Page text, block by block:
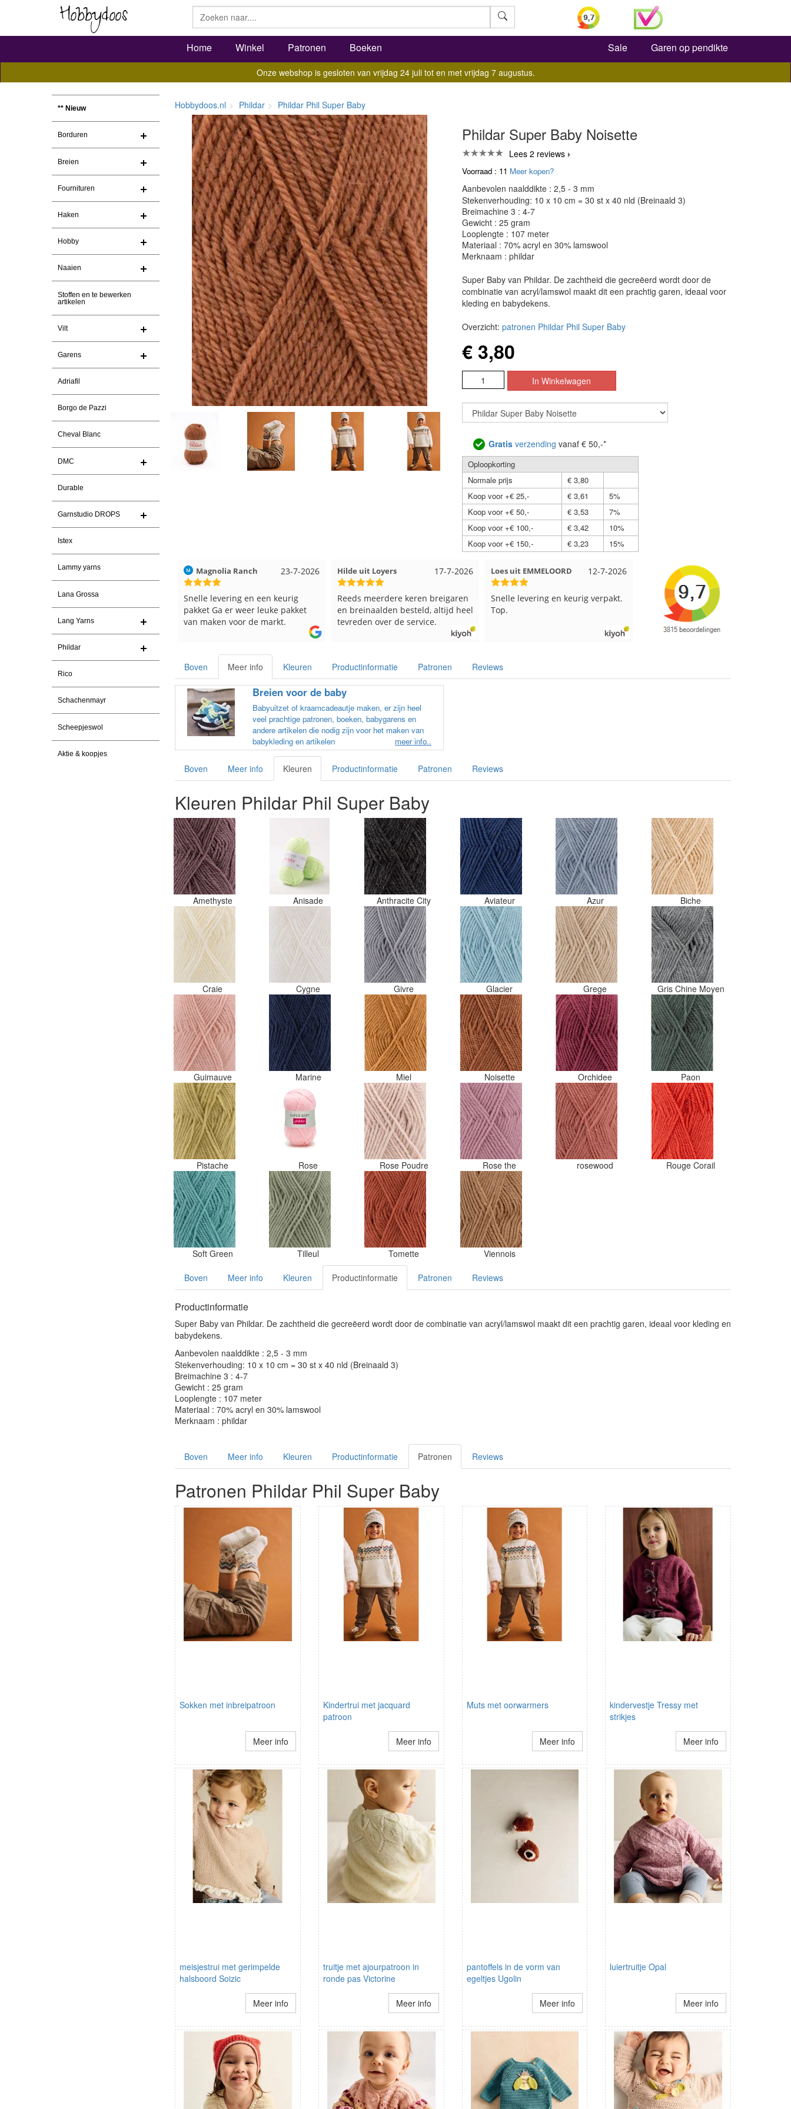
Zoeken
Home Winkel Patronen Boeken Sale Garen op pendikte
Onze webshop is gesloten van vrijdag 24 juli tot en met vrijdag 7 augustus.
** Nieuw
Borduren
Breien
Fournituren
Haken
Hobby
Naaien
Stoffen en te bewerken
artikelen
Vilt
Garens
Adriafil
Borgo de Pazzi
Cheval Blanc
DMC
Durable
Garnstudio DROPS
Istex
Lammy yarns
Lana Grossa
Lang Yarns
Phildar
Rico
Schachenmayr
Scheepjeswol
Aktie & koopjes
Hobbydoos.nl Phildar Phildar Phil Super Baby
Phildar Super Baby Noisette
Lees 2 reviews
Voorraad : 11 Meer kopen?
Aanbevolen naalddikte : 2,5 - 3 mm
Stekenverhouding: 10 x 10 cm = 30 st x 40 nld (Breinaald 3)
Breimachine 3 : 4-7
Gewicht : 25 gram
Looplengte : 107 meter
Materiaal : 70% acryl en 30% lamswool
Merknaam : phildar
Super Baby van Phildar. De zachtheid die gecreëerd wordt door de
combinatie van acryl/lamswol maakt dit een prachtig garen, ideaal voor
kleding en babydekens.
Overzicht: patronen Phildar Phil Super Baby
€ 3,80
Gratisverzending vanaf € 50,-*
Oploopkorting
Normale prijs
€ 3,80
Koop voor +€ 25,-
€ 3,61
5%
Koop voor +€ 50,-
€ 3,53
7%
Koop voor +€ 100,-
€ 3,42
10%
Koop voor +€ 150,-
€ 3,23 15%
Magnolia Ranch
Snelle levering en een keurig
pakket Ga er weer leuke pakket
van maken voor de markt.
17-7-2026
Hilde uit Loyers
Reeds meerdere keren breigaren
en breinaalden besteld, altijd heel
tevreden over de service.
12-7-2026
Loes uit EMMELOORD
Snelle levering en keurig verpakt.
Top.
12-7-2026
Nell uit Beuningen
Goed verpakt en snelgeleverd
Wendy uit Amsterdam
Ruime keus aan viltwol, mooie
kleuren en goede kwaliteit. Snel
verzonden. Enigste wat ik een
beetje jammer vind is dat alles los
los in een doos gestopt. Geen
gedaan. Misschien een tip om de
kleuren apart in te pakken met
een sticker welke kleur het is?
Desondanks zou ik deze shop
zeker wel aanbevelen wat betreft
de viltwol. Goede prijs/kwaliteit
verhouding.
Boven Meer info Kleuren Productinformatie Patronen Reviews
Breien voor de baby
Babyuitzet of kraamcadeautje maken, er zijn heel
veel prachtige patronen, boeken, babygarens en
andere artikelen die nodig zijn voor het maken van
babykleding en artikelen
meer info..
Boven Meer info Kleuren Productinformatie Patronen Reviews
Kleuren Phildar Phil Super Baby
Amethyste Anisade Anthracite City Aviateur Azur Biche
Craie Cygne Givre Glacier Grege Gris Chine Moyen
Guimauve Marine Miel Noisette Orchidee Paon
Pistache Rose Rose Poudre Rose the rosewood Rouge Corail
Soft Green Tilleul Tomette Viennois
Boven Meer info Kleuren Productinformatie Patronen Reviews
Productinformatie
Super Baby van Phildar. De zachtheid die gecreëerd wordt door de combinatie van acryl/lamswol maakt dit een prachtig garen, ideaal voor kleding en
babydekens.
Aanbevolen naalddikte : 2,5 - 3 mm
Stekenverhouding: 10 x 10 cm = 30 st x 40 nld (Breinaald 3)
Breimachine 3 : 4-7
Gewicht : 25 gram
Looplengte : 107 meter
Materiaal : 70% acryl en 30% lamswool
Merknaam : phildar
Boven Meer info Kleuren Productinformatie Patronen Reviews
Patronen Phildar Phil Super Baby
Sokken met inbreipatroon
Meer info
Kindertrui met jacquard
patroon
Meer info
Muts met oorwarmers
Meer info
kindervestje Tressy met
strikjes
Meer info
meisjestrui met gerimpelde
halsboord Soizic
Meer info
truitje met ajourpatroon in
ronde pas Victorine
Meer info
pantoffels in de vorm van
egeltjes Ugolin
Meer info
luiertruitje Opal
Meer info